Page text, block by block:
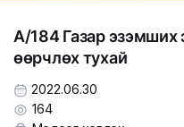
ЗАХИРАМЖ ШИЙДВЭР
ИЛ ТОД БАЙДАЛ
А/184 Газар эзэмших
өөрчлөх тухай
2022.06.30
164